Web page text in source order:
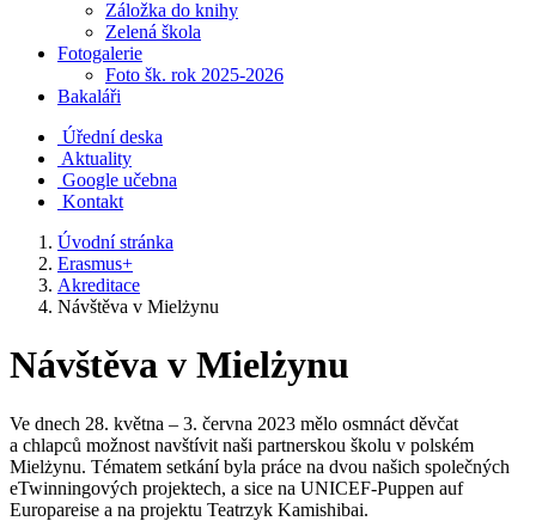
Záložka do knihy
Zelená škola
Fotogalerie
Foto šk. rok 2025-2026
Bakaláři
Úřední deska
Aktuality
Google učebna
Kontakt
Úvodní stránka
Erasmus+
Akreditace
Návštěva v Mielżynu
Návštěva v Mielżynu
Ve dnech 28. května – 3. června 2023 mělo osmnáct děvčat
a chlapců možnost navštívit naši partnerskou školu v polském
Mielżynu. Tématem setkání byla práce na dvou našich společných
eTwinningových projektech, a sice na UNICEF-Puppen auf
Europareise a na projektu Teatrzyk Kamishibai.